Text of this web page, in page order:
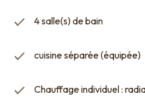
4 salle(s) de bain
cuisine séparée (équipée)
Chauffage individuel :